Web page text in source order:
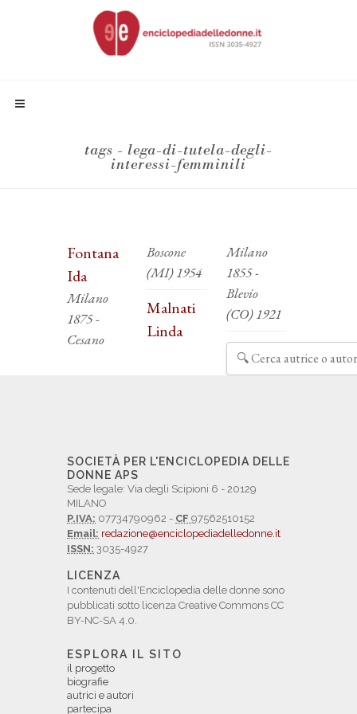
tags - lega-di-tutela-degli-
interessi-femminili
Fontana
Ida
Milano
1875 -
Cesano
Boscone
(MI) 1954
Malnati
Linda
Milano
1855 -
Blevio
(CO) 1921
SOCIETÀ PER L'ENCICLOPEDIA DELLE
DONNE APS
Sede legale: Via degli Scipioni 6 - 20129
MILANO
P.IVA: 07734790962 - CF 97562510152
Email: redazione@enciclopediadelledonne.it
ISSN: 3035-4927
LICENZA
I contenuti dell'Enciclopedia delle donne sono
pubblicati sotto licenza Creative Commons CC
BY-NC-SA 4.0.
ESPLORA IL SITO
il progetto
biografie
autrici e autori
partecipa